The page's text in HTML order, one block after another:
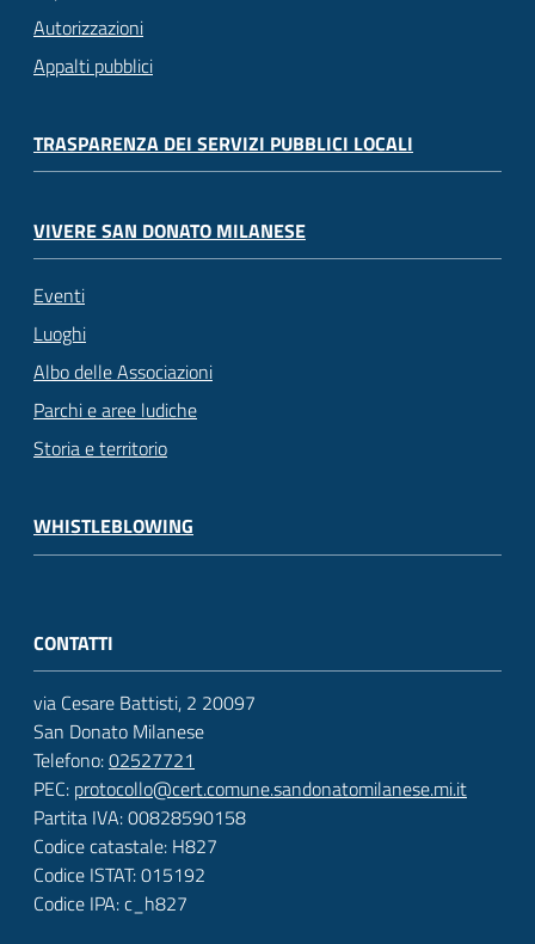
Autorizzazioni
Appalti pubblici
TRASPARENZA DEI SERVIZI PUBBLICI LOCALI
VIVERE SAN DONATO MILANESE
Eventi
Luoghi
Albo delle Associazioni
Parchi e aree ludiche
Storia e territorio
WHISTLEBLOWING
CONTATTI
via Cesare Battisti, 2 20097
San Donato Milanese
Telefono:02527721
PEC: protocollo@cert.comune.sandonatomilanese.mi.it
Partita IVA: 00828590158
Codice catastale: H827
Codice ISTAT: 015192
Codice IPA: c_h827